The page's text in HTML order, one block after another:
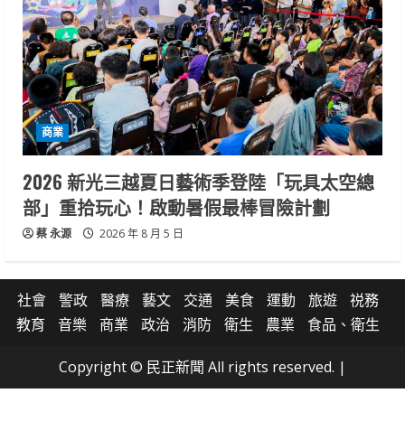
商業
2026 新光三越夏日藝術季登陸「玩具太空總
部」重拾玩心！啟動暑假最棒冒險計劃
蔡 永源 2026 年 8 月 5 日
社會 警政 醫療 藝文 交通 美食 運動 旅遊
祱務
教育
音樂 商業 政治 消防 衛生 農業 食品、衛生
Copyright © 民正新聞 All rights reserved. |